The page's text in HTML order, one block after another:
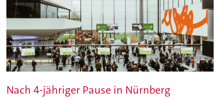
Nach 4-jähriger Pause in Nürnberg